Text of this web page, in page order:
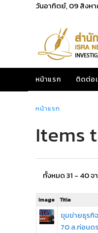
วันอาทิตย์, 09 สิงห
หน้าแรก ติดต่อ
หน้าแรก
Items
ทั้งหมด 31 - 40 จ
Image Title
ขุมข่ายธุรกิ
70 ล.ก่อนด